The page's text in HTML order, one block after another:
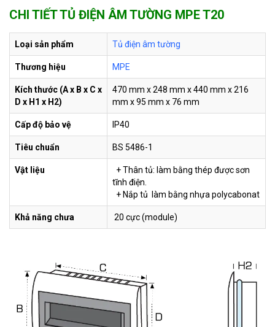
A112T
Tủ điện âm tường Uten
12 module M5-A112T
980.000 VND
A110T
10 module M5-A110T
M5-
A107T
Tủ điện âm tường Uten
7 module M5-A107T
750.000 VND
E4FC-
14/18
Tủ điện âm tường Sino
E4FC 14 - 18 Module
8-12
Tủ điện âm tường Sino
E4FC 8 - 12 Module
239.400 VND
266.000 VND
CHI TIẾT TỦ ĐIỆN ÂM TƯỜNG MPE T20
Loại sản phẩm Tủ điện âm tường
Thương hiệu MPE
Kích thước (A x B x C x
D x H1 x H2)
470 mm x 248 mm x 440 mm x 216
mm x 95 mm x 76 mm
Cấp độ bảo vệ IP40
Tiêu chuẩn BS 5486-1
Vật liệu
+ Thân tủ: làm bằng thép được sơn
tĩnh điện.
+ Nắp tủ làm bằng nhựa polycabonat
Khả năng chưa 20 cực (module)